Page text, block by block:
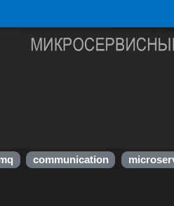
communication